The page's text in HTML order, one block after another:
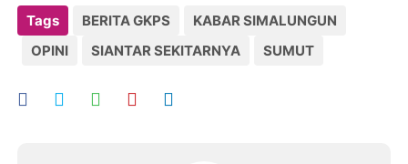
Tags BERITA GKPS
KABAR SIMALUNGUN
OPINI
SIANTAR SEKITARNYA SUMUT